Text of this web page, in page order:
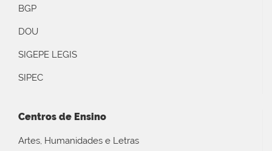
BGP
DOU
SIGEPE LEGIS
SIPEC
Centros de Ensino
Artes, Humanidades e Letras